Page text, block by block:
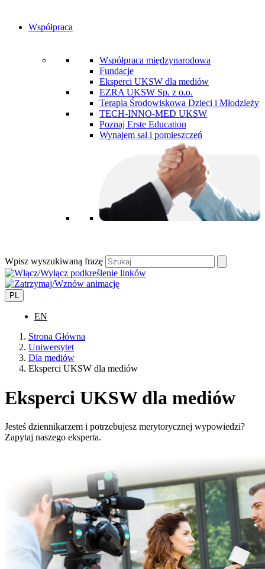
Współpraca
Współpraca międzynarodowa
Fundacje
Eksperci UKSW dla mediów
EZRA UKSW Sp. z o.o.
Terapia Środowiskowa Dzieci i Młodzieży
TECH-INNO-MED UKSW
Poznaj Erste Education
Wynajem sal i pomieszczeń
Wpisz wyszukiwaną frazę
PL
EN
Strona Główna
Uniwersytet
Dla mediów
Eksperci UKSW dla mediów
Eksperci UKSW dla mediów
Jesteś dziennikarzem i potrzebujesz merytorycznej wypowiedzi?
Zapytaj naszego eksperta.